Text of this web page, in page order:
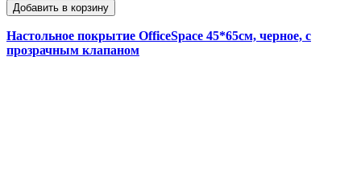
Добавить в корзину
Настольное покрытие OfficeSpace 45*65см, черное, с
прозрачным клапаном